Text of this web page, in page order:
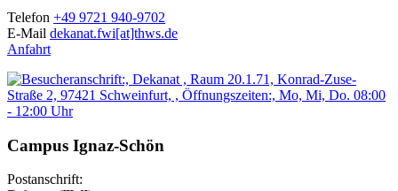
Telefon +49 9721 940-9702
E-Mail dekanat.fwi[at]thws.de
Anfahrt
Campus Ignaz-Schön
Postanschrift: